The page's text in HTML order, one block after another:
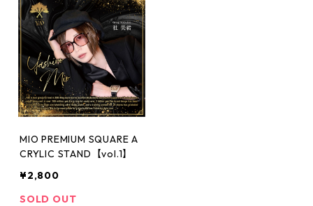
MIO PREMIUM SQUARE A
CRYLIC STAND【vol.1】
¥2,800
SOLD OUT